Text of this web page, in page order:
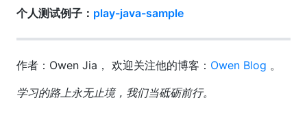
个人测试例子： play-java-sample
作者：Owen Jia， 欢迎关注他的博客： Owen Blog 。
学习的路上永无止境，我们当砥砺前行。